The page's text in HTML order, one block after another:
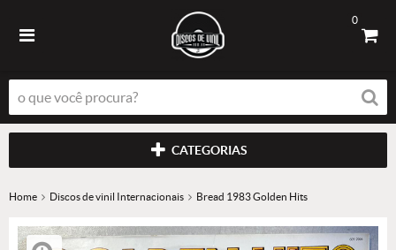
0
CATEGORIAS
Home Discos de vinil Internacionais Bread 1983 Golden Hits